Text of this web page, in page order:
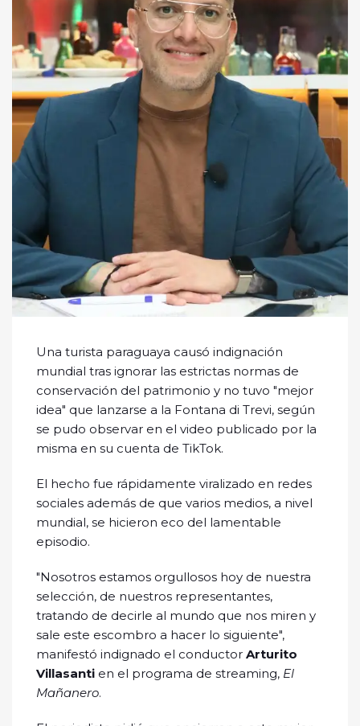
Una turista paraguaya causó indignación
mundial tras ignorar las estrictas normas de
conservación del patrimonio y no tuvo "mejor
idea" que lanzarse a la Fontana di Trevi, según
se pudo observar en el video publicado por la
misma en su cuenta de TikTok.
El hecho fue rápidamente viralizado en redes
sociales además de que varios medios, a nivel
mundial, se hicieron eco del lamentable
episodio.
"Nosotros estamos orgullosos hoy de nuestra
selección, de nuestros representantes,
tratando de decirle al mundo que nos miren y
sale este escombro a hacer lo siguiente",
manifestó indignado el conductor Arturito
Villasanti en el programa de streaming, El
Mañanero.